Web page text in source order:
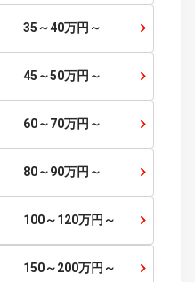
15～20万円～
25～30万円～
35～40万円～
45～50万円～
60～70万円～
80～90万円～